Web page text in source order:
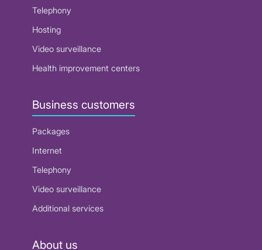
Telephony
Hosting
Video surveillance
Health improvement centers
Business customers
Packages
Internet
Telephony
Video surveillance
Additional services
About us